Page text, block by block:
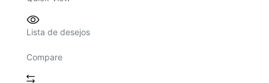
Lista de desejos
Compare